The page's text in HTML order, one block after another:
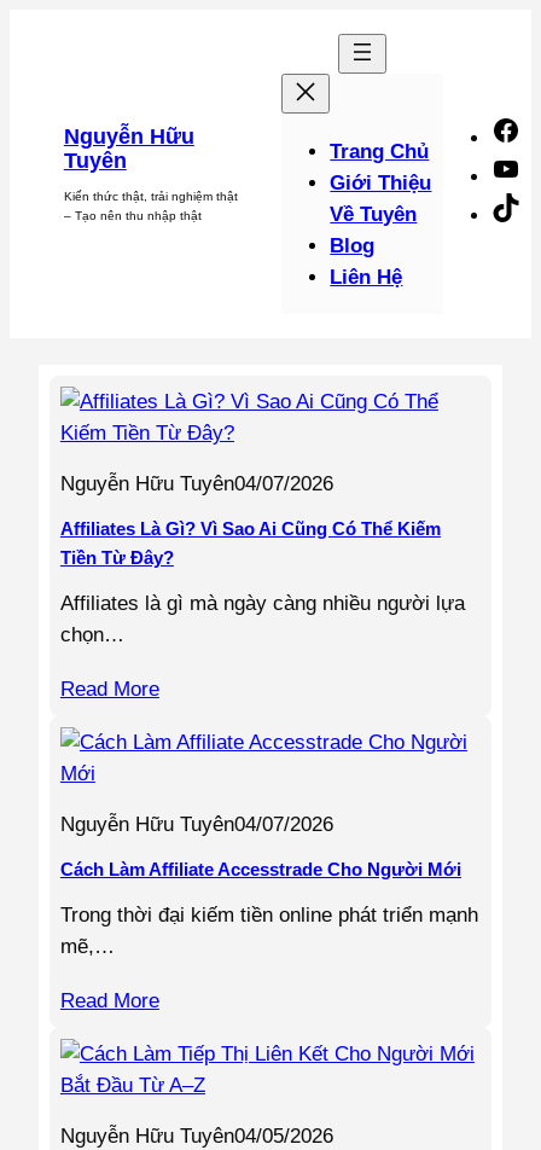
Nguyễn Hữu
Tuyên
Kiến thức thật, trải nghiệm thật
– Tạo nên thu nhập thật
Trang Chủ
Giới Thiệu
Về Tuyên
Blog
Liên Hệ
Nguyễn Hữu Tuyên04/07/2026
Affiliates Là Gì? Vì Sao Ai Cũng Có Thể Kiếm
Tiền Từ Đây?
Affiliates là gì mà ngày càng nhiều người lựa
chọn…
Read More
Nguyễn Hữu Tuyên04/07/2026
Cách Làm Affiliate Accesstrade Cho Người Mới
Trong thời đại kiếm tiền online phát triển mạnh
mẽ,…
Read More
Nguyễn Hữu Tuyên04/05/2026